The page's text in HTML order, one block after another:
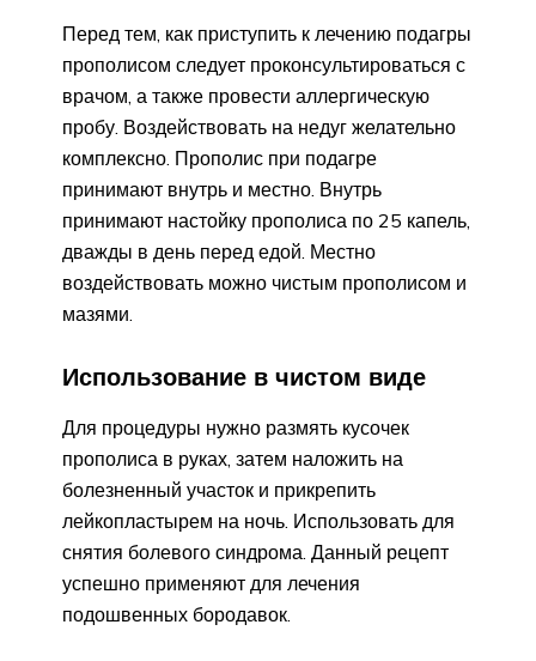
Перед тем, как приступить к лечению подагры
прополисом следует проконсультироваться с
врачом, а также провести аллергическую
пробу. Воздействовать на недуг желательно
комплексно. Прополис при подагре
принимают внутрь и местно. Внутрь
принимают настойку прополиса по 25 капель,
дважды в день перед едой. Местно
воздействовать можно чистым прополисом и
мазями.
Использование в чистом виде
Для процедуры нужно размять кусочек
прополиса в руках, затем наложить на
болезненный участок и прикрепить
лейкопластырем на ночь. Использовать для
снятия болевого синдрома. Данный рецепт
успешно применяют для лечения
подошвенных бородавок.